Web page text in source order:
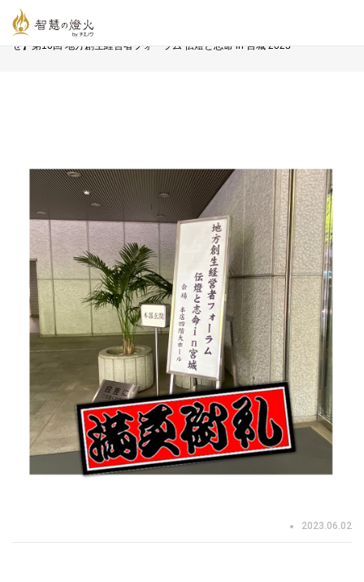
智慧の燈火オンライン
せ】第10回 地方創生経営者フォーラム 伝燈と志命 in 宮城 2023
2023.06.02